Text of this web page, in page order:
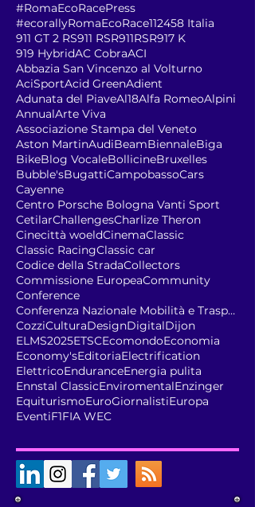
#RomaEcoRacePress
#ecorallyRomaEcoRace112458 Italia
911 GT 2 RS911 RSR911RSR917 K
919 HybridAC CobraACI
Abbazia San Vincenzo al Volturno
AciSportAcid GreenAdient
Adunata del PiaveAl18Alfa RomeoAlpini
AnnualArte Viva
Associazione Stampa del Veneto
Aston MartinAudiBeamBiennaleBiga
BikeBlog VocaleBollicineBruxelles
Bubble'sBugattiCampobassoCars
Cayenne
Centro Porsche Bologna Vanti Sport
CetilarChallengesCharlize Theron
Cinecittà woeldCinemaClassic
Classic RacingClassic car
Codice della StradaCollectors
Commissione EuropeaCommunity
Conference
Conferenza Nazionale Mobilità e Trasporto Sostenib
CozziCulturaDesignDigitalDijon
ELMS2025ETSCEcomondoEconomia
Economy'sEditoriaElectrification
ElettricoEnduranceEnergia pulita
Ennstal ClassicEnviromentalEnzinger
EquiturismoEuroGiornalistiEuropa
EventiF1FIA WEC